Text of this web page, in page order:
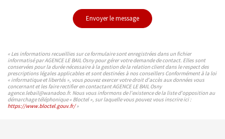
Envoyer le message
« Les informations recueillies sur ce formulaire sont enregistrées dans un fichier
informatisé par AGENCE LE BAIL Osny pour gérer votre demande de contact. Elles sont
conservées pour la durée nécessaire à la gestion de la relation client dans le respect des
prescriptions légales applicables et sont destinées à nos conseillers Conformément à la loi
« informatique et libertés », vous pouvez exercer votre droit d'accès aux données vous
concernant et les faire rectifier en contactant AGENCE LE BAIL Osny
agence.lebail@wanadoo.fr. Nous vous informons de l'existence de la liste d'opposition au
démarchage téléphonique « Bloctel », sur laquelle vous pouvez vous inscrire ici :
https://www.bloctel.gouv.fr/»